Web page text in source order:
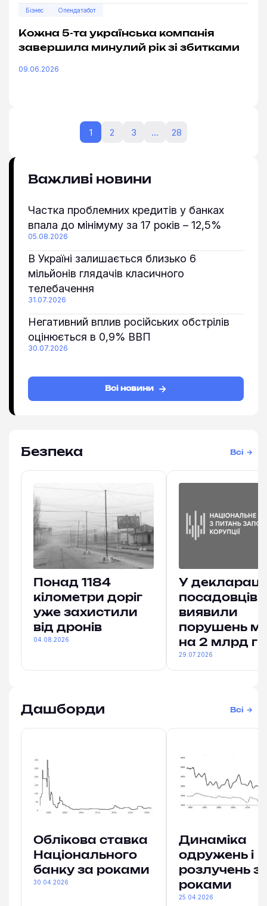
Бізнес Опендатабот
Кожна 5-та українська компанія
завершила минулий рік зі збитками
09.06.2026
1 2 3 … 28
Важливі новини
Частка проблемних кредитів у банках
впала до мінімуму за 17 років – 12,5%
05.08.2026
В Україні залишається близько 6
мільйонів глядачів класичного
телебачення
31.07.2026
Негативний вплив російських обстрілів
оцінюється в 0,9% ВВП
30.07.2026
Всі новини
Безпека Всі
Понад 1184
кілометри доріг
уже захистили
від дронів
04.08.2026
У
посадовців
виявили
порушень
на 2 млрд
29.07.2026
Дашборди Всі
Облікова ставка
Національного
банку за роками
30.04.2026
Динаміка
одружень і
розлучень
роками
25.04.2026